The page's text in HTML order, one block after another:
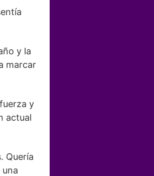
y la
marcar
y
actual
Quería